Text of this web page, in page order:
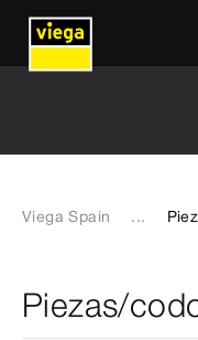
Viega Spain ...
Piezas/